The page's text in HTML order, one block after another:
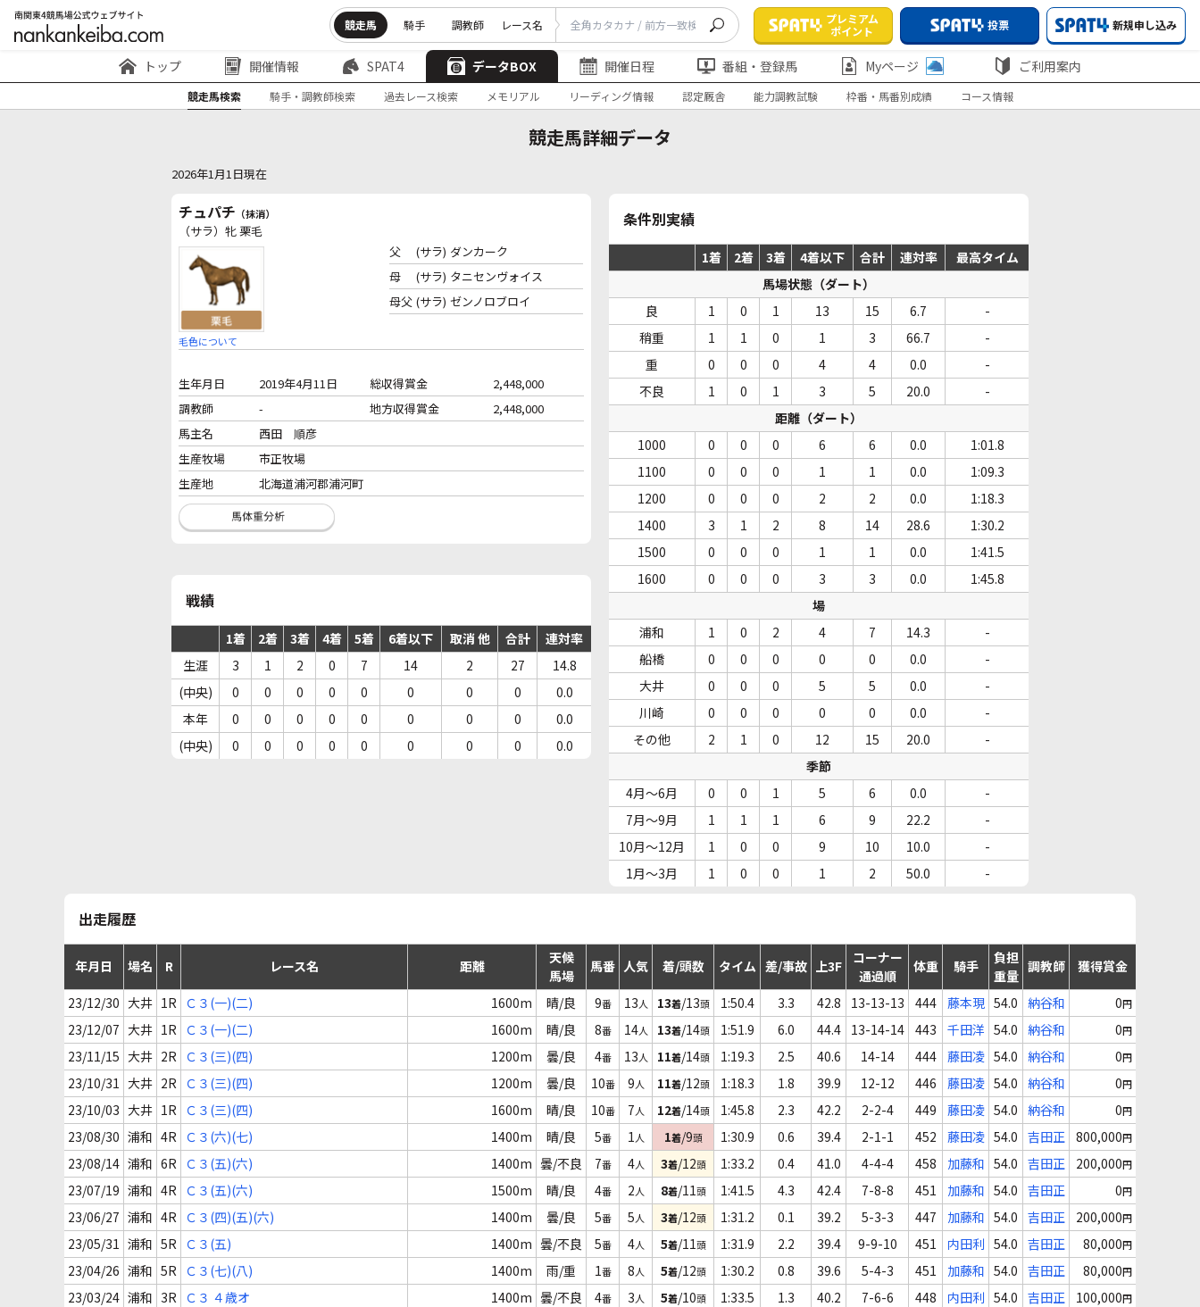
競走馬 騎手 調教師 レース名
プレミアム
ポイント
投票 新規申し込み
トップ 開催情報 SPAT4 データBOX 開催日程 番組・登録馬 Myページ ご利用案内
競走馬検索 騎手・調教師検索 過去レース検索 メモリアル リーディング情報 認定厩舎 能力調教試験 枠番・馬番別成績 コース情報
競走馬詳細データ
2026年1月1日現在
チュパチ （抹消）
（サラ）牝 栗毛
毛色について
父 (サラ) ダンカーク
母
(サラ) タニセンヴォイス
母父 (サラ) ゼンノロブロイ
生年月日 2019年4月11日 総収得賞金
2,448,000
調教師
- 地方収得賞金
2,448,000
馬主名
西田 順彦
生産牧場
市正牧場
生産地
北海道浦河郡浦河町
戦績
1着 2着 3着 4着 5着 6着以下 取消 他 合計
連対率
生涯
3 1 2 0 7 14 2 27
14.8
(中央)
0 0 0 0 0 0 0 0
0.0
本年
0 0 0 0 0 0 0 0
0.0
(中央)
0 0 0 0 0 0 0 0 0.0
条件別実績
1着 2着 3着 4着以下 合計 連対率
最高タイム
馬場状態（ダート）
良
1 0 1 13 15 6.7
-
稍重
1 1 0 1 3 66.7
-
重
0 0 0 4 4 0.0
-
不良
1 0 1 3 5 20.0
-
距離（ダート）
1000
0 0 0 6 6 0.0
1:01.8
1100
0 0 0 1 1 0.0
1:09.3
1200
0 0 0 2 2 0.0
1:18.3
1400
3 1 2 8 14 28.6
1:30.2
1500
0 0 0 1 1 0.0
1:41.5
1600
0 0 0 3 3 0.0
1:45.8
場
浦和
1 0 2 4 7 14.3
-
船橋
0 0 0 0 0 0.0
-
大井
0 0 0 5 5 0.0
-
川崎
0 0 0 0 0 0.0
-
その他
2 1 0 12 15 20.0
-
季節
4月～6月
0 0 1 5 6 0.0
-
7月～9月
1 1 1 6 9 22.2
-
10月～12月
1 0 0 9 10 10.0
-
1月～3月
1 0 0 1 2 50.0 -
出走履歴
年月日 場名 R レース名 距離
天候
馬場
馬番 人気 着/頭数 タイム 差/事故 上3F
コーナー
通過順
体重 騎手
負担
重量
調教師 獲得賞金
23/12/30 大井 1R Ｃ３(一)(二) 1600m 晴/良 9番 13人 13着/13頭 1:50.4 3.3 42.8 13-13-13 444 藤本現 54.0 納谷和 0円
23/12/07 大井 1R Ｃ３(一)(二) 1600m 晴/良 8番 14人 13着/14頭 1:51.9 6.0 44.4 13-14-14 443 千田洋 54.0 納谷和 0円
23/11/15 大井 2R Ｃ３(三)(四) 1200m 曇/良 4番 13人 11着/14頭 1:19.3 2.5 40.6 14-14 444 藤田凌 54.0 納谷和 0円
23/10/31 大井 2R Ｃ３(三)(四) 1200m 曇/良 10番 9人 11着/12頭 1:18.3 1.8 39.9 12-12 446 藤田凌 54.0 納谷和 0円
23/10/03 大井 1R Ｃ３(三)(四) 1600m 晴/良 10番 7人 12着/14頭 1:45.8 2.3 42.2 2-2-4 449 藤田凌 54.0 納谷和 0円
23/08/30 浦和 4R Ｃ３(六)(七) 1400m 晴/良 5番 1人 1着/9頭 1:30.9 0.6 39.4 2-1-1 452 藤田凌 54.0 吉田正 800,000円
23/08/14 浦和 6R Ｃ３(五)(六) 1400m 曇/不良 7番 4人 3着/12頭 1:33.2 0.4 41.0 4-4-4 458 加藤和 54.0 吉田正 200,000円
23/07/19 浦和 4R Ｃ３(五)(六) 1500m 晴/良 4番 2人 8着/11頭 1:41.5 4.3 42.4 7-8-8 451 加藤和 54.0 吉田正 0円
23/06/27 浦和 4R Ｃ３(四)(五)(六) 1400m 曇/良 5番 5人 3着/12頭 1:31.2 0.1 39.2 5-3-3 447 加藤和 54.0 吉田正 200,000円
23/05/31 浦和 5R Ｃ３(五) 1400m 曇/不良 5番 4人 5着/11頭 1:31.9 2.2 39.4 9-9-10 451 内田利 54.0 吉田正 80,000円
23/04/26 浦和 5R Ｃ３(七)(八) 1400m 雨/重 1番 8人 5着/12頭 1:30.2 0.8 39.6 5-4-3 451 加藤和 54.0 吉田正 80,000円
23/03/24 浦和 3R Ｃ３ ４歳オ 1400m 曇/不良 4番 3人 5着/10頭 1:33.5 1.3 40.2 7-6-6 448 内田利 54.0 吉田正 100,000円